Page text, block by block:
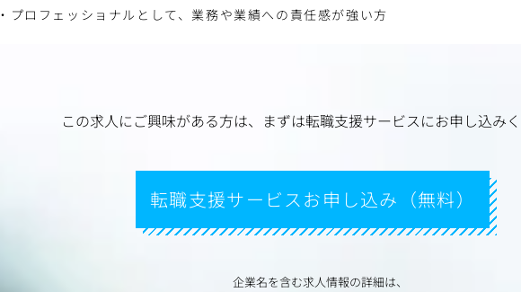
・プロフェッショナルとして、業務や業績への責任感が強い方
この求人にご興味がある方は、 まずは転職支援サービスにお申し込み
転職支援サービスお申し込み（無料）
企業名を含む求人情報の詳細は、